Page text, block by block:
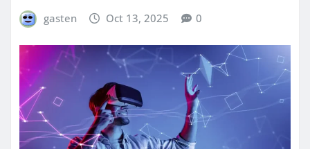
gasten Oct 13, 2025 0